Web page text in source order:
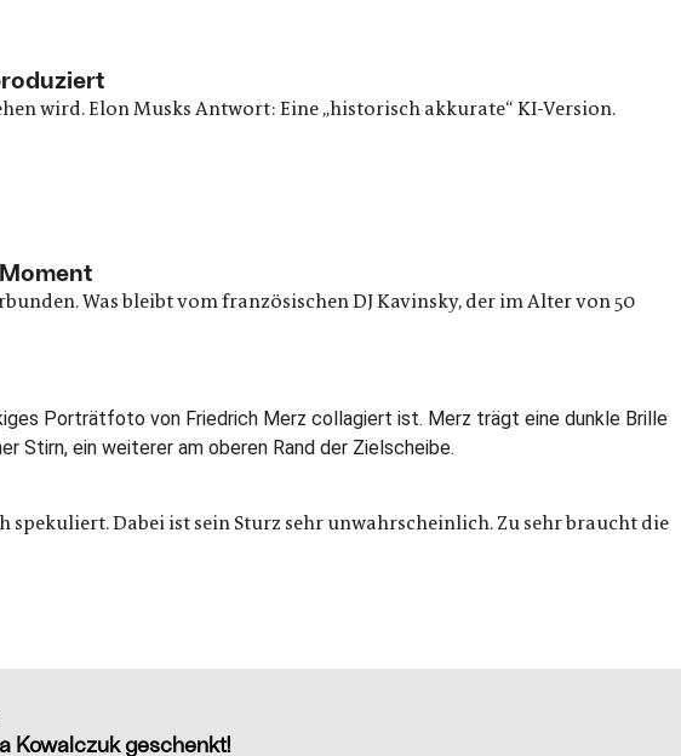
wird. Elon Musks Antwort: Eine „historisch akkurate“ KI-Version.
Was bleibt vom französischen DJ Kavinsky, der im Alter von 50
Dabei ist sein Sturz sehr unwahrscheinlich. Zu sehr braucht die
Kowalczuk geschenkt!